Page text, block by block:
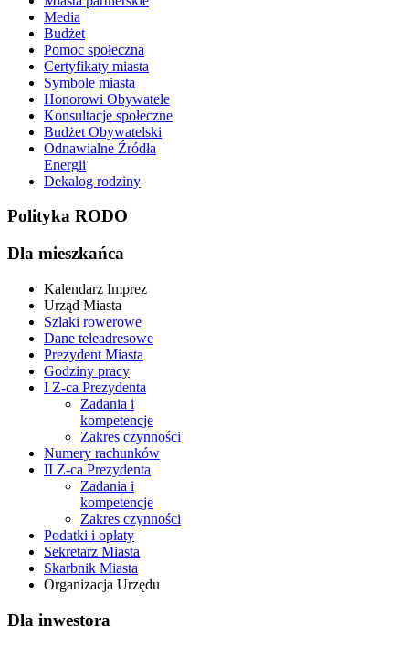
Media
Budżet
Pomoc społeczna
Certyfikaty miasta
Symbole miasta
Honorowi Obywatele
Konsultacje społeczne
Budżet Obywatelski
Odnawialne Źródła
Energii
Dekalog rodziny
Polityka RODO
Dla mieszkańca
Kalendarz Imprez
Urząd Miasta
Szlaki rowerowe
Dane teleadresowe
Prezydent Miasta
Godziny pracy
I Z-ca Prezydenta
Zadania i
kompetencje
Zakres czynności
Numery rachunków
II Z-ca Prezydenta
Zadania i
kompetencje
Zakres czynności
Podatki i opłaty
Sekretarz Miasta
Skarbnik Miasta
Organizacja Urzędu
Dla inwestora